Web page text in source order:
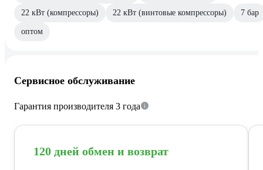
22 кВт (компрессоры) 22 кВт (винтовые компрессоры) 7 бар
оптом
Сервисное обслуживание
Гарантия производителя 3 года
120 дней обмен и возврат